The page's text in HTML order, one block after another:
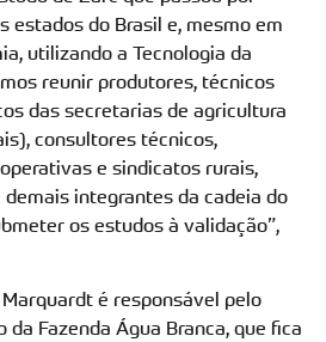
estados do Brasil e, mesmo em
utilizando a Tecnologia da
reunir produtores, técnicos
das secretarias de agricultura
consultores técnicos,
e sindicatos rurais,
integrantes da cadeia do
os estudos à validação”,
é responsável pelo
Fazenda Água Branca, que fica